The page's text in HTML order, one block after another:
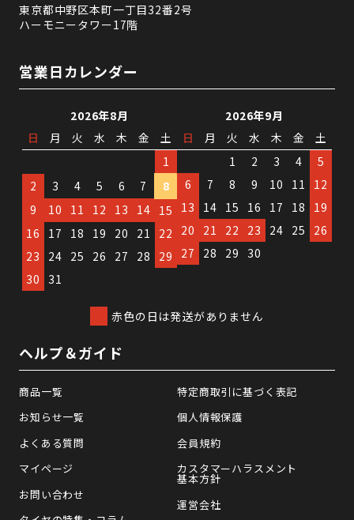
東京都中野区本町一丁目32番2号
ハーモニータワー17階
営業日カレンダー
2026年8月
日
月 火 水 木 金
土
1
2
3 4 5 6 7
8
9
10 11 12 13 14 15
16
17 18 19 20 21
22
23
24 25 26 27 28
29
30
31
2026年9月
日
月 火 水 木 金
土
1
2 3 4
5
6
7 8 9 10 11
12
13
14 15 16 17 18
19
20
21 22 23 24 25
26
27
28 29 30
赤色の日は発送がありません
ヘルプ＆ガイド
商品一覧
お知らせ一覧
よくある質問
マイページ
お問い合わせ
特定商取引に基づく表記
個人情報保護
会員規約
カスタマーハラスメント
基本方針
運営会社